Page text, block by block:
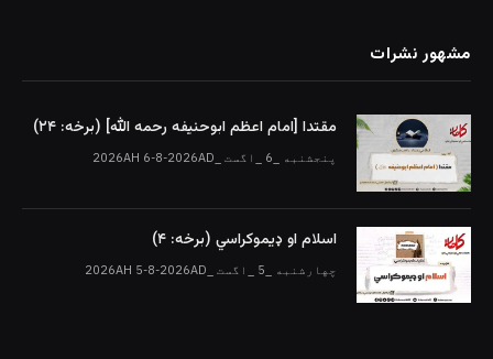
مشهور نشرات
مقتدا [امام اعظم ابوحنیفه رحمه الله‎] (برخه: ۲۴)
پنجشنبه _6 _اگست _2026AH 6-8-2026AD
اسلام او ډیموکراسي (برخه: ۴)
چهارشنبه _5 _اگست _2026AH 5-8-2026AD